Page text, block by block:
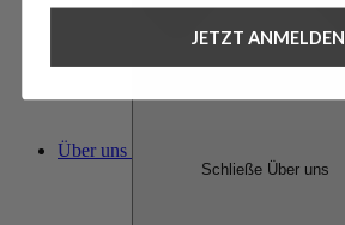
Über uns
Schließe Über uns
JETZT ANMELDEN